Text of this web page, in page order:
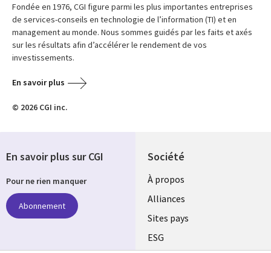
Fondée en 1976, CGI figure parmi les plus importantes entreprises
de services-conseils en technologie de l’information (TI) et en
management au monde. Nous sommes guidés par les faits et axés
sur les résultats afin d’accélérer le rendement de vos
investissements.
En savoir plus
© 2026 CGI inc.
Société
À propos
Alliances
Sites pays
ESG
En savoir plus sur CGI
Pour ne rien manquer
Abonnement